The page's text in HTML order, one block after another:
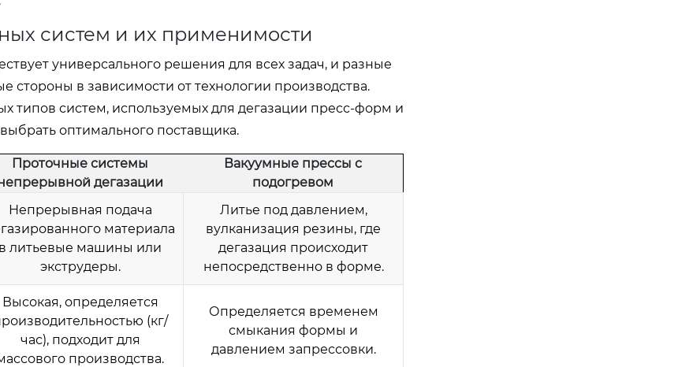
систем и их применимости
универсального решения для всех задач, и разные
в зависимости от технологии производства.
типов систем, используемых для дегазации пресс-форм и
оптимального поставщика.
Проточные системы
дегазации
Вакуумные прессы с
подогревом
Непрерывная подача
материала
в литьевые машины или
экструдеры.
Литье под давлением,
вулканизация резины, где
дегазация происходит
непосредственно в форме.
Высокая, определяется
(кг/
час), подходит для
производства.
Определяется временем
смыкания формы и
давлением запрессовки.